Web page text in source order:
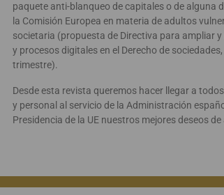
paquete anti-blanqueo de capitales o de alguna
la Comisión Europea en materia de adultos
societaria (propuesta de Directiva para ampliar
y procesos digitales en el Derecho de
trimestre).
Desde esta revista queremos hacer llegar a
y personal al servicio de la Administración
Presidencia de la UE nuestros mejores deseos